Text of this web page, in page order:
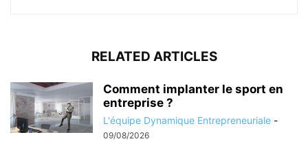
RELATED ARTICLES
Comment implanter le sport en
entreprise ?
L'équipe Dynamique Entrepreneuriale -
09/08/2026